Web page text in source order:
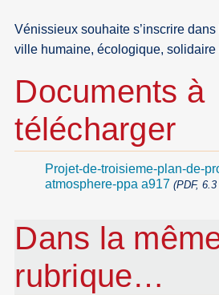
Vénissieux souhaite s’inscrire
ville humaine, écologique, solidaire
Documents à
télécharger
Projet-de-troisieme-plan-de-
atmosphere-ppa a917 (PDF,
Dans la
rubrique…